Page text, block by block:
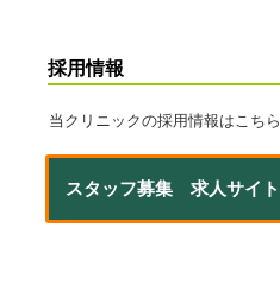
採用情報
当クリニックの採用情報はこち
スタッフ募集 求人サイ